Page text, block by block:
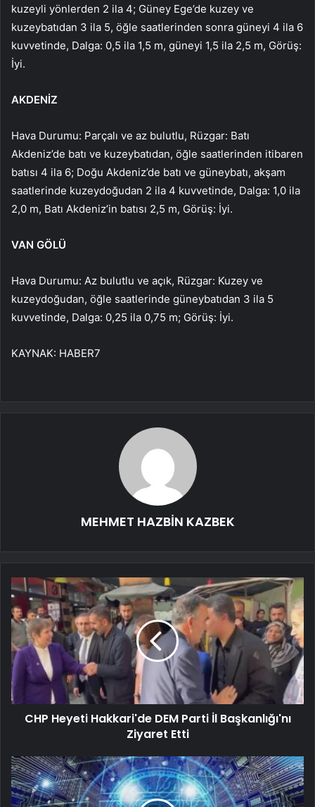
kuzeyli yönlerden 2 ila 4; Güney Ege’de kuzey ve
kuzeybatıdan 3 ila 5, öğle saatlerinden sonra güneyi 4 ila 6
kuvvetinde, Dalga: 0,5 ila 1,5 m, güneyi 1,5 ila 2,5 m, Görüş:
İyi.
AKDENİZ
Hava Durumu: Parçalı ve az bulutlu, Rüzgar: Batı
Akdeniz’de batı ve kuzeybatıdan, öğle saatlerinden itibaren
batısı 4 ila 6; Doğu Akdeniz’de batı ve güneybatı, akşam
saatlerinde kuzeydoğudan 2 ila 4 kuvvetinde, Dalga: 1,0 ila
2,0 m, Batı Akdeniz’in batısı 2,5 m, Görüş: İyi.
VAN GÖLÜ
Hava Durumu: Az bulutlu ve açık, Rüzgar: Kuzey ve
kuzeydoğudan, öğle saatlerinde güneybatıdan 3 ila 5
kuvvetinde, Dalga: 0,25 ila 0,75 m; Görüş: İyi.
KAYNAK: HABER7
MEHMET HAZBİN KAZBEK
CHP Heyeti Hakkari'de DEM Parti İl Başkanlığı'nı
Ziyaret Etti